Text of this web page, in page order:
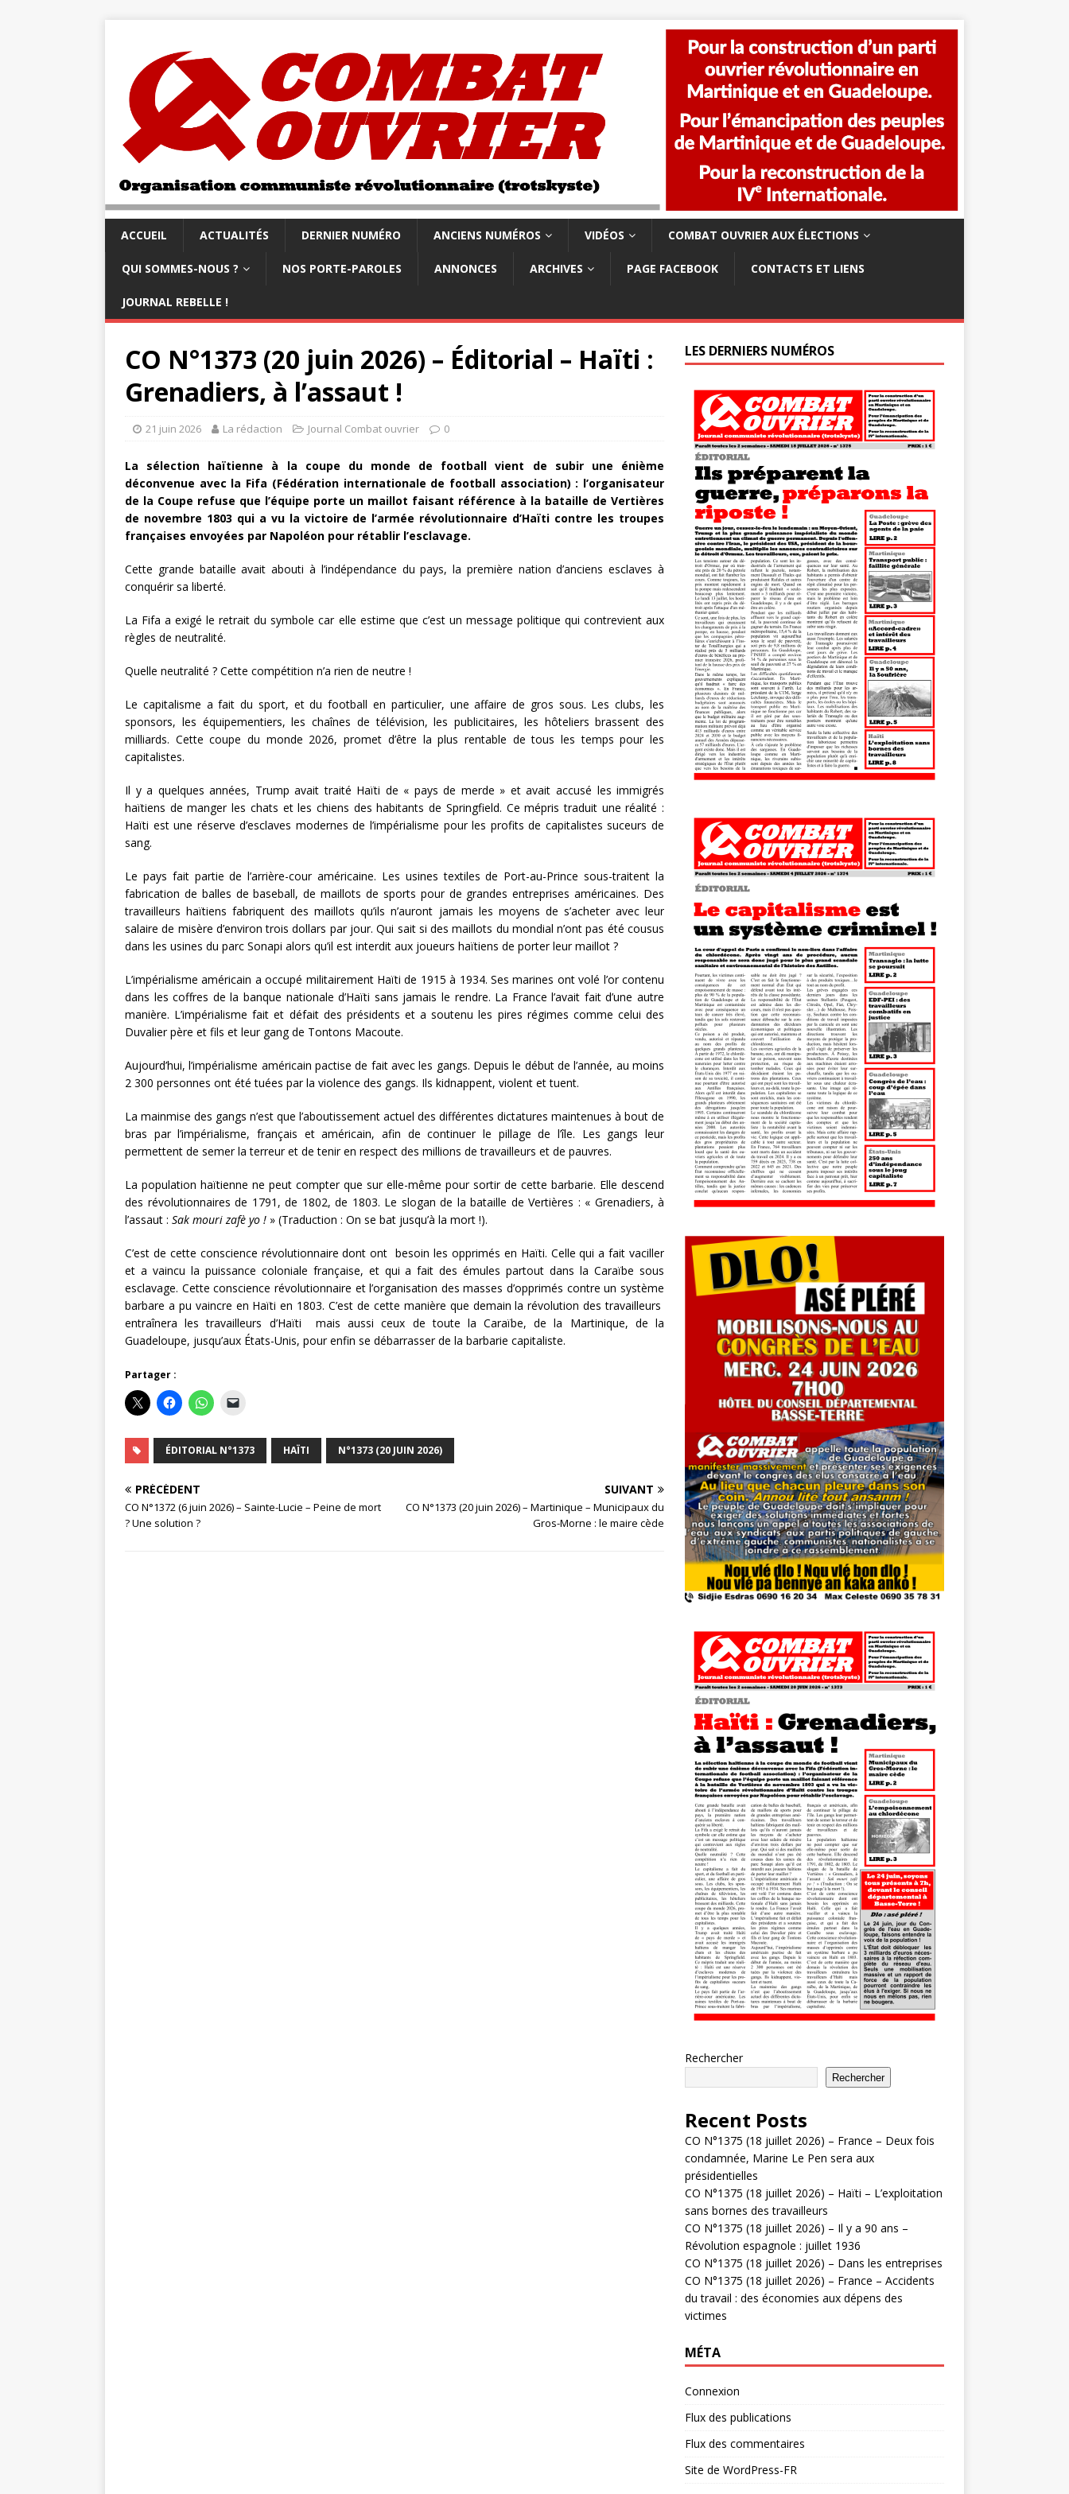
ACCUEIL ACTUALITÉS DERNIER NUMÉRO ANCIENS NUMÉROS VIDÉOS COMBAT OUVRIER AUX ÉLECTIONS
QUI SOMMES-NOUS ? NOS PORTE-PAROLES ANNONCES ARCHIVES PAGE FACEBOOK CONTACTS ET LIENS
JOURNAL REBELLE !
CO N°1373 (20 juin 2026) – Éditorial – Haïti :
Grenadiers, à l’assaut !
21 juin 2026 La rédaction Journal Combat ouvrier 0
La sélection haïtienne à la coupe du monde de football vient de subir une énième
déconvenue avec la Fifa (Fédération internationale de football association) : l’organisateur
de la Coupe refuse que l’équipe porte un maillot faisant référence à la bataille de Vertières
de novembre 1803 qui a vu la victoire de l’armée révolutionnaire d’Haïti contre les troupes
françaises envoyées par Napoléon pour rétablir l’esclavage.
Cette grande bataille avait abouti à l’indépendance du pays, la première nation d’anciens esclaves à
conquérir sa liberté.
La Fifa a exigé le retrait du symbole car elle estime que c’est un message politique qui contrevient aux
règles de neutralité.
Quelle neutralité ? Cette compétition n’a rien de neutre !
Le capitalisme a fait du sport, et du football en particulier, une affaire de gros sous. Les clubs, les
sponsors, les équipementiers, les chaînes de télévision, les publicitaires, les hôteliers brassent des
milliards. Cette coupe du monde 2026, promet d’être la plus rentable de tous les temps pour les
capitalistes.
Il y a quelques années, Trump avait traité Haïti de « pays de merde » et avait accusé les immigrés
haïtiens de manger les chats et les chiens des habitants de Springfield. Ce mépris traduit une réalité :
Haïti est une réserve d’esclaves modernes de l’impérialisme pour les profits de capitalistes suceurs de
sang.
Le pays fait partie de l’arrière-cour américaine. Les usines textiles de Port-au-Prince sous-traitent la
fabrication de balles de baseball, de maillots de sports pour de grandes entreprises américaines. Des
travailleurs haïtiens fabriquent des maillots qu’ils n’auront jamais les moyens de s’acheter avec leur
salaire de misère d’environ trois dollars par jour. Qui sait si des maillots du mondial n’ont pas été cousus
dans les usines du parc Sonapi alors qu’il est interdit aux joueurs haïtiens de porter leur maillot ?
L’impérialisme américain a occupé militairement Haïti de 1915 à 1934. Ses marines ont volé l’or contenu
dans les coffres de la banque nationale d’Haïti sans jamais le rendre. La France l’avait fait d’une autre
manière. L’impérialisme fait et défait des présidents et a soutenu les pires régimes comme celui des
Duvalier père et fils et leur gang de Tontons Macoute.
Aujourd’hui, l’impérialisme américain pactise de fait avec les gangs. Depuis le début de l’année, au moins
2 300 personnes ont été tuées par la violence des gangs. Ils kidnappent, violent et tuent.
La mainmise des gangs n’est que l’aboutissement actuel des différentes dictatures maintenues à bout de
bras par l’impérialisme, français et américain, afin de continuer le pillage de l’île. Les gangs leur
permettent de semer la terreur et de tenir en respect des millions de travailleurs et de pauvres.
La population haïtienne ne peut compter que sur elle-même pour sortir de cette barbarie. Elle descend
des révolutionnaires de 1791, de 1802, de 1803. Le slogan de la bataille de Vertières : « Grenadiers, à
l’assaut : Sak mouri zafè yo ! » (Traduction : On se bat jusqu’à la mort !).
C’est de cette conscience révolutionnaire dont ont besoin les opprimés en Haïti. Celle qui a fait vaciller
et a vaincu la puissance coloniale française, et qui a fait des émules partout dans la Caraïbe sous
esclavage. Cette conscience révolutionnaire et l’organisation des masses d’opprimés contre un système
barbare a pu vaincre en Haïti en 1803. C’est de cette manière que demain la révolution des travailleurs
entraînera les travailleurs d’Haïti mais aussi ceux de toute la Caraïbe, de la Martinique, de la
Guadeloupe, jusqu’aux États-Unis, pour enfin se débarrasser de la barbarie capitaliste.
Partager :
ÉDITORIAL N°1373 HAÏTI N°1373 (20 JUIN 2026)
PRÉCÉDENT
CO N°1372 (6 juin 2026) – Sainte-Lucie – Peine de mort
? Une solution ?
SUIVANT
CO N°1373 (20 juin 2026) – Martinique – Municipaux du
Gros-Morne : le maire cède
LES DERNIERS NUMÉROS
Rechercher
Rechercher
Recent Posts
CO N°1375 (18 juillet 2026) – France – Deux fois
condamnée, Marine Le Pen sera aux
présidentielles
CO N°1375 (18 juillet 2026) – Haïti – L’exploitation
sans bornes des travailleurs
CO N°1375 (18 juillet 2026) – Il y a 90 ans –
Révolution espagnole : juillet 1936
CO N°1375 (18 juillet 2026) – Dans les entreprises
CO N°1375 (18 juillet 2026) – France – Accidents
du travail : des économies aux dépens des
victimes
MÉTA
Connexion
Flux des publications
Flux des commentaires
Site de WordPress-FR